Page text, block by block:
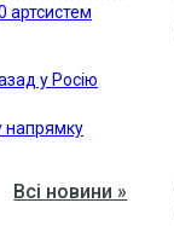
артсистем
у Росію
напрямку
Всі новини »